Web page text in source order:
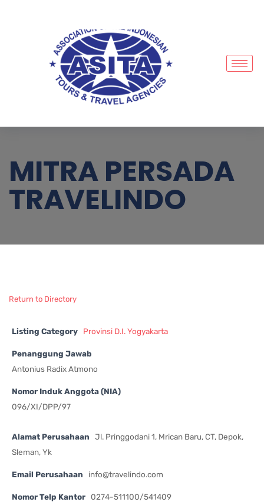
MITRA PERSADA
TRAVELINDO
Return to Directory
Listing Category Provinsi D.I. Yogyakarta
Penanggung Jawab
Antonius Radix Atmono
Nomor Induk Anggota (NIA)
096/XI/DPP/97
Alamat Perusahaan
Jl. Pringgodani 1, Mrican Baru, CT, Depok,
Sleman, Yk
Email Perusahaan info@travelindo.com
Nomor Telp Kantor 0274-511100/541409